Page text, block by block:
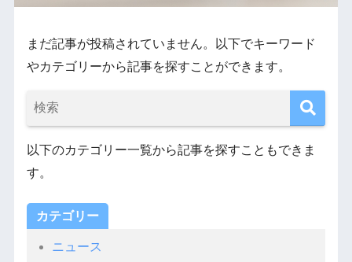
まだ記事が投稿されていません。以下でキーワード
やカテゴリーから記事を探すことができます。
以下のカテゴリー一覧から記事を探すこともできま
す。
カテゴリー
ニュース